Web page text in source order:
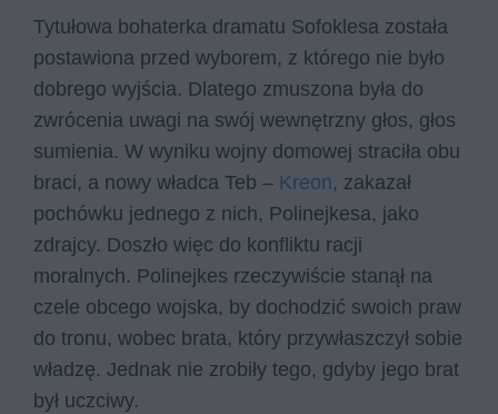
Tytułowa bohaterka dramatu Sofoklesa została
postawiona przed wyborem, z którego nie było
dobrego wyjścia. Dlatego zmuszona była do
zwrócenia uwagi na swój wewnętrzny głos, głos
sumienia. W wyniku wojny domowej straciła obu
braci, a nowy władca Teb – Kreon, zakazał
pochówku jednego z nich, Polinejkesa, jako
zdrajcy. Doszło więc do konfliktu racji
moralnych. Polinejkes rzeczywiście stanął na
czele obcego wojska, by dochodzić swoich praw
do tronu, wobec brata, który przywłaszczył sobie
władzę. Jednak nie zrobiły tego, gdyby jego brat
był uczciwy.